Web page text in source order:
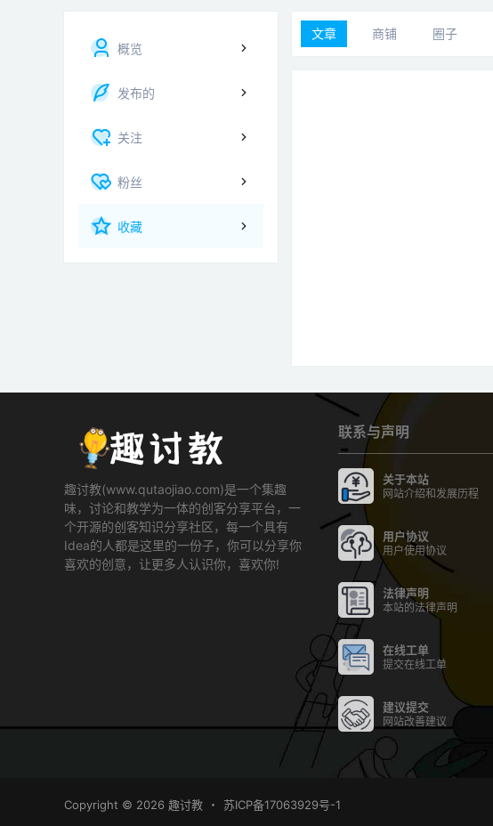
概览
发布的
关注
粉丝
收藏
文章 商铺 圈子
趣讨教(www.qutaojiao.com)是一个集趣
味，讨论和教学为一体的创客分享平台，一
个开源的创客知识分享社区，每一个具有
Idea的人都是这里的一份子，你可以分享你
喜欢的创意，让更多人认识你，喜欢你!
联系与声明
关于本站
网站介绍和发展历程
用户协议
用户使用协议
法律声明
本站的法律声明
在线工单
提交在线工单
建议提交
网站改善建议
Copyright © 2026 趣讨教 ・ 苏ICP备17063929号-1